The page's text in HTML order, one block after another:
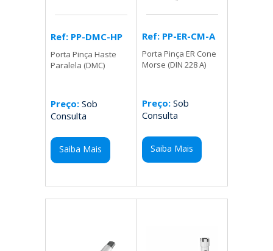
Ref: PP-DMC-HP
Porta Pinça Haste
Paralela (DMC)
Preço: Sob
Consulta
Saiba Mais
Ref: PP-ER-CM-A
Porta Pinça ER Cone
Morse (DIN 228 A)
Preço:Sob
Consulta
Saiba Mais